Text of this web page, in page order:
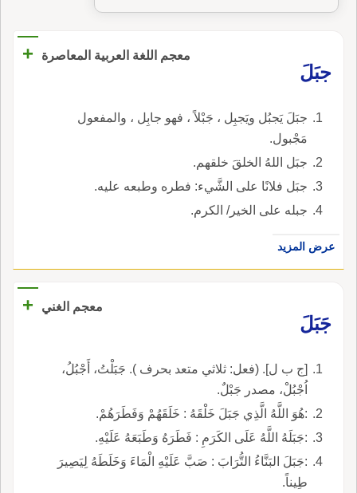
معجم اللغة العربية المعاصرة
+
جبَلَ
جبَلَ يَجبُل ويَجبِل ، جَبْلاً ، فهو جابِل ، والمفعول
مَجْبول.
جبَل اللهُ الخلقَ خلقهم.
جبَل فلانًا على الشَّيء: فطره وطبعه عليه.
جبله على الخير/ الكرم.
عرض المزيد
معجم الغني
+
جَبَلَ
[ج ب ل]. (فعل: ثلاثي متعد بحرف ). جَبَلْتُ، أَجْبُلُ،
اُجْبُلْ، مصدر جَبْلٌ.
:هُوَ اللَّهُ الَّذِي جَبَلَ خَلْقَهُ : خَلَقَهُمْ وَفَطَرَهُمْ.
:جَبَلَهُ اللَّهُ عَلَى الكَرَمِ : فَطَرَهُ وَطَبَعَهُ عَلَيْهِ.
:جَبَلَ البَنَّاءُ التُّرَابَ : صَبَّ عَلَيْهِ الْمَاءَ وَخَلَطَهُ لِيَصِيرَ
طِيناً.